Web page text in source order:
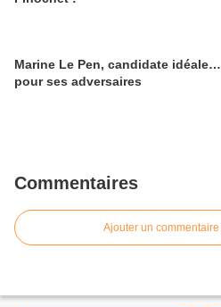
Marine Le Pen, candidate idéale…
pour ses adversaires
Commentaires
Ajouter un commentaire